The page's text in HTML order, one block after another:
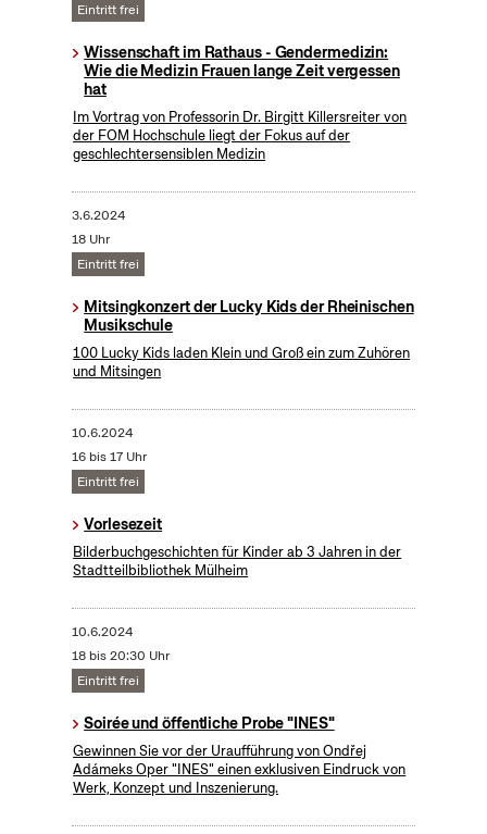
Eintritt frei
Wissenschaft im Rathaus - Gendermedizin:
Wie die Medizin Frauen lange Zeit vergessen
hat
Im Vortrag von Professorin Dr. Birgitt Killersreiter von
der FOM Hochschule liegt der Fokus auf der
geschlechtersensiblen Medizin
3.6.2024
18 Uhr
Eintritt frei
Mitsingkonzert der Lucky Kids der Rheinischen
Musikschule
100 Lucky Kids laden Klein und Groß ein zum Zuhören
und Mitsingen
10.6.2024
16 bis 17 Uhr
Eintritt frei
Vorlesezeit
Bilderbuchgeschichten für Kinder ab 3 Jahren in der
Stadtteilbibliothek Mülheim
10.6.2024
18 bis 20:30 Uhr
Eintritt frei
Soirée und öffentliche Probe "INES"
Gewinnen Sie vor der Uraufführung von Ondřej
Adámeks Oper "INES" einen exklusiven Eindruck von
Werk, Konzept und Inszenierung.